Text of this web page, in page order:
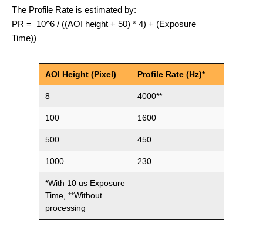
The Profile Rate is estimated by:
PR = 10^6 / ((AOI height + 50) * 4) + (Exposure
Time))
AOI Height (Pixel) Profile Rate (Hz)*
8 4000**
100 1600
500 450
1000 230
*With 10 us Exposure
Time, **Without
processing